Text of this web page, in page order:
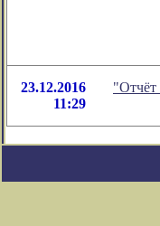
23.12.2016
11:29
"Отчёт